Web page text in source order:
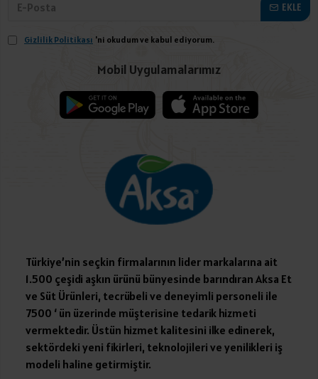
EKLE
Gizlilik Politikası 'ni okudum ve kabul ediyorum.
Mobil Uygulamalarımız
Türkiye’nin seçkin firmalarının lider markalarına ait
1.500 çeşidi aşkın ürünü bünyesinde barındıran Aksa Et
ve Süt Ürünleri, tecrübeli ve deneyimli personeli ile
7500 ‘ ün üzerinde müşterisine tedarik hizmeti
vermektedir. Üstün hizmet kalitesini ilke edinerek,
sektördeki yeni fikirleri, teknolojileri ve yenilikleri iş
modeli haline getirmiştir.